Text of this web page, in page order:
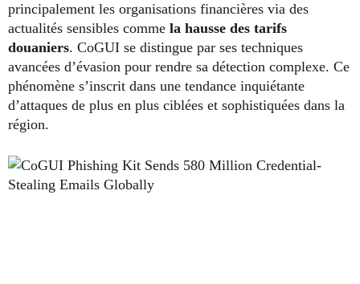
principalement les organisations financières via des
actualités sensibles comme la hausse des tarifs
douaniers. CoGUI se distingue par ses techniques
avancées d’évasion pour rendre sa détection complexe. Ce
phénomène s’inscrit dans une tendance inquiétante
d’attaques de plus en plus ciblées et sophistiquées dans la
région.